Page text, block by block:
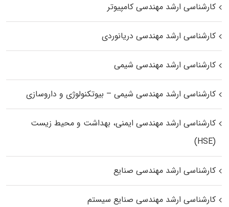
کارشناسی ارشد مهندسی کامپیوتر
کارشناسی ارشد مهندسی دریانوردی
کارشناسی ارشد مهندسی شیمی
کارشناسی ارشد مهندسی شیمی – بیوتکنولوژی و داروسازی
کارشناسی ارشد مهندسی ایمنی، بهداشت و محیط زیست
(HSE)
کارشناسی ارشد مهندسی صنایع
کارشناسی ارشد مهندسی صنایع سیستم